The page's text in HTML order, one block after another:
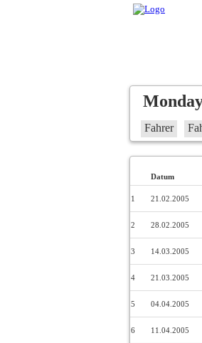
Fahrer
Datum
1 21.02.2005
2 28.02.2005
3 14.03.2005
4 21.03.2005
5 04.04.2005
6 11.04.2005